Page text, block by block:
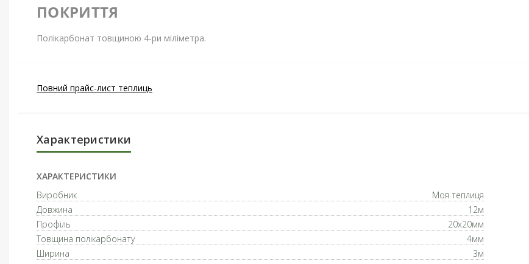
ПОКРИТТЯ
Полікарбонат товщиною 4-ри міліметра.
Повний прайс-лист теплиць
Характеристики
ХАРАКТЕРИСТИКИ
Виробник
Моя теплиця
Довжина
12м
Профіль
20x20мм
Товщина полікарбонату
4мм
Ширина
3м